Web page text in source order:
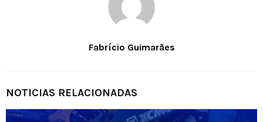
Fabrício Guimarães
NOTICIAS RELACIONADAS